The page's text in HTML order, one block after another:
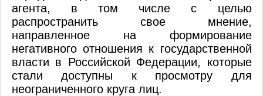
агента, в том числе с целью
распространить свое мнение,
направленное на формирование
негативного отношения к государственной
власти в Российской Федерации, которые
стали доступны к просмотру для
неограниченногокруга лиц.